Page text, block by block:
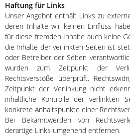
Haftung für Links
Unser Angebot enthält Links zu
deren Inhalte wir keinen Einfluss
für diese fremden Inhalte auch keine
die Inhalte der verlinkten Seiten ist
oder Betreiber der Seiten
wurden zum Zeitpunkt der
Rechtsverstöße überprüft.
Zeitpunkt der Verlinkung nicht
inhaltliche Kontrolle der verlinkten
konkrete Anhaltspunkte einer
Bei Bekanntwerden von
derartige Links umgehend entfernen.